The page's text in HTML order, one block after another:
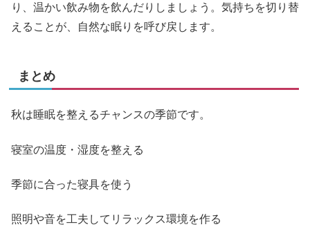
り、温かい飲み物を飲んだりしましょう。気持ちを切り替
えることが、自然な眠りを呼び戻します。
まとめ
秋は睡眠を整えるチャンスの季節です。
寝室の温度・湿度を整える
季節に合った寝具を使う
照明や音を工夫してリラックス環境を作る